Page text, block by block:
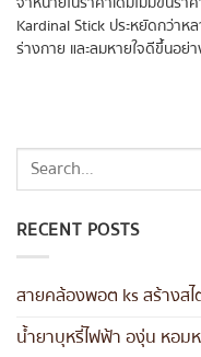
Kardinal Stick ประหยัดกว่าห
ร่างกาย และลมหายใจดีขึ้นอย่า
RECENT POSTS
สายคล้องพอต ks สร้างสไ
น้ำยาบุหรี่ไฟฟ้า องุ่น หอม